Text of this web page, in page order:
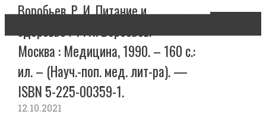
Воробьев, Р. И. Питание и
здоровье / Р. И. Воробьев. –
Москва : Медицина, 1990. – 160 с.:
ил. – (Науч.-поп. мед. лит-ра). —
ISBN 5-225-00359-1.
12.10.2021